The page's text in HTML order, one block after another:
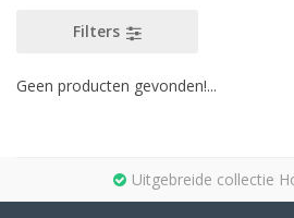
Filters
Geen producten gevonden!...
Uitgebreide collectie